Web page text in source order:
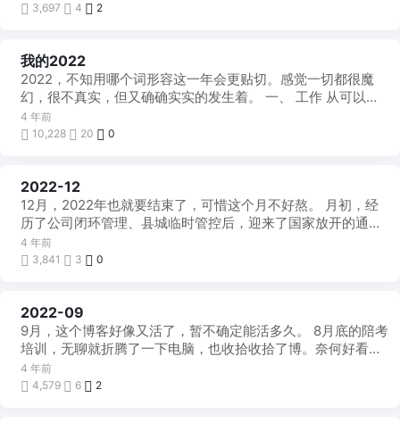
3,697
4 2
每
月
一
帖
我的2022
2022，不知用哪个词形容这一年会更贴切。感觉一切都很魔
幻，很不真实，但又确确实实的发生着。 一、 工作 从可以养
老的部门到每日事情不断的 ...
4 年前
10,228
20 0
每
月
帖
2022-12
12月，2022年也就要结束了，可惜这个月不好熬。 月初，经
历了公司闭环管理、县城临时管控后，迎来了国家放开的通
知。 第一时间出去买了点药 ...
4 年前
3,841
3 0
每
月
一
帖
2022-09
9月，这个博客好像又活了，暂不确定能活多久。 8月底的陪考
培训，无聊就折腾了一下电脑，也收拾收拾了博。奈何好看的
主题少，偶尔能看的也太贵，要不就 ...
4 年前
4,579
6 2